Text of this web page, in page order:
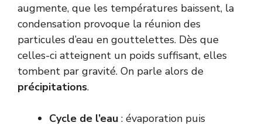
augmente, que les températures baissent, la
condensation provoque la réunion des
particules d’eau en gouttelettes. Dès que
celles-ci atteignent un poids suffisant, elles
tombent par gravité. On parle alors de
précipitations.
Cycle de l’eau : évaporation puis